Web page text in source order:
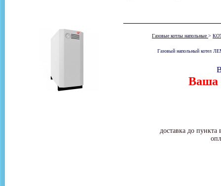
Газовые котлы напольные >
Газовый напольный котел
Ваша
доставка до